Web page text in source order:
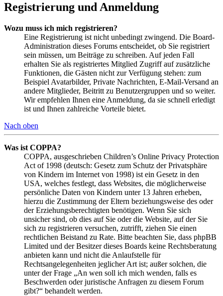
Registrierung und Anmeldung
Wozu muss ich mich registrieren?
Eine Registrierung ist nicht unbedingt zwingend. Die Board-
Administration dieses Forums entscheidet, ob Sie registriert
sein müssen, um Beiträge zu schreiben. Auf jeden Fall
erhalten Sie als registriertes Mitglied Zugriff auf zusätzliche
Funktionen, die Gästen nicht zur Verfügung stehen: zum
Beispiel Avatarbilder, Private Nachrichten, E-Mail-Versand an
andere Mitglieder, Beitritt zu Benutzergruppen und so weiter.
Wir empfehlen Ihnen eine Anmeldung, da sie schnell erledigt
ist und Ihnen zahlreiche Vorteile bietet.
Nach oben
Was ist COPPA?
COPPA, ausgeschrieben Children’s Online Privacy Protection
Act of 1998 (deutsch: Gesetz zum Schutz der Privatsphäre
von Kindern im Internet von 1998) ist ein Gesetz in den
USA, welches festlegt, dass Websites, die möglicherweise
persönliche Daten von Kindern unter 13 Jahren erheben,
hierzu die Zustimmung der Eltern beziehungsweise des oder
der Erziehungsberechtigten benötigen. Wenn Sie sich
unsicher sind, ob dies auf Sie oder die Website, auf der Sie
sich zu registrieren versuchen, zutrifft, ziehen Sie einen
rechtlichen Beistand zu Rate. Bitte beachten Sie, dass phpBB
Limited und der Besitzer dieses Boards keine Rechtsberatung
anbieten kann und nicht die Anlaufstelle für
Rechtsangelegenheiten jeglicher Art ist; außer solchen, die
unter der Frage „An wen soll ich mich wenden, falls es
Beschwerden oder juristische Anfragen zu diesem Forum
gibt?“ behandelt werden.